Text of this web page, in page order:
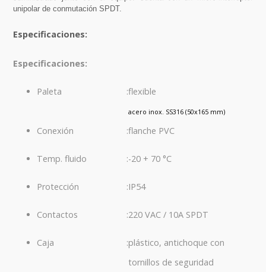
unipolar de conmutación SPDT.
Especificaciones:
Especificaciones:
Paleta :flexible
acero inox. SS316 (50x165 mm)
Conexión :flanche PVC
Temp. fluido :-20 + 70 °C
Protección :IP54
Contactos :220 VAC / 10A SPDT
Caja :plástico, antichoque con
tornillos de seguridad